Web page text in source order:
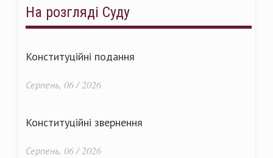
На розгляді Суду
Конституційні подання
Серпень, 06 / 2026
Конституційні звернення
Серпень, 06 / 2026